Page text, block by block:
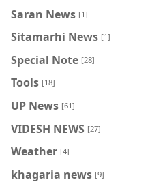
Saran News [1]
Sitamarhi News [1]
Special Note [28]
Tools [18]
UP News [61]
VIDESH NEWS [27]
Weather [4]
khagaria news [9]